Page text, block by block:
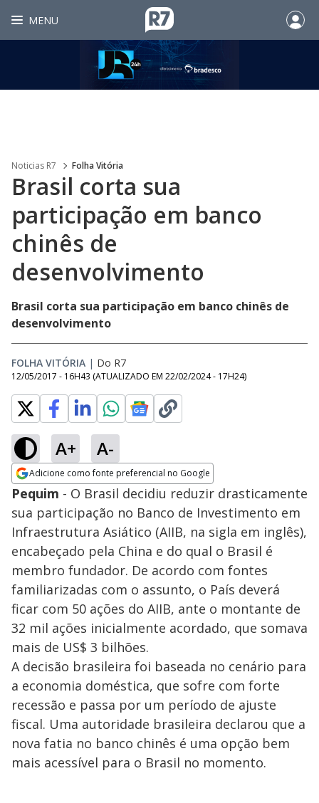
MENU
Noticias R7 Folha Vitória
Brasil corta sua
participação em banco
chinês de
desenvolvimento
Brasil corta sua participação em banco chinês de
desenvolvimento
FOLHA VITÓRIA | Do R7
12/05/2017 - 16H43 (ATUALIZADO EM 22/02/2024 - 17H24)
A+ A-
Adicione como fonte preferencial no Google
Opens in new window
Pequim - O Brasil decidiu reduzir drasticamente
sua participação no Banco de Investimento em
Infraestrutura Asiático (AIIB, na sigla em inglês),
encabeçado pela China e do qual o Brasil é
membro fundador. De acordo com fontes
familiarizadas com o assunto, o País deverá
ficar com 50 ações do AIIB, ante o montante de
32 mil ações inicialmente acordado, que somava
mais de US$ 3 bilhões.
A decisão brasileira foi baseada no cenário para
a economia doméstica, que sofre com forte
recessão e passa por um período de ajuste
fiscal. Uma autoridade brasileira declarou que a
nova fatia no banco chinês é uma opção bem
mais acessível para o Brasil no momento.